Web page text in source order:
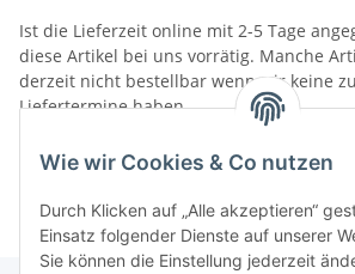
Wie wir Cookies & Co nutzen
Durch Klicken auf „Alle akzeptieren“
Einsatz folgender Dienste auf unserer
Sie können die Einstellung jederzeit
Ist die Lieferzeit online mit 2-5 Tage
diese Artikel bei uns vorrätig. Manche
derzeit nicht bestellbar wenn wir keine
Liefertermine haben.
Informationen